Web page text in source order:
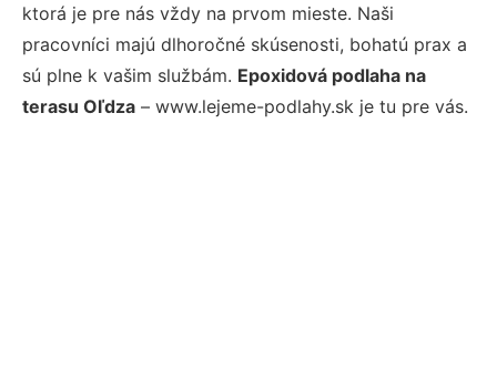
ktorá je pre nás vždy na prvom mieste. Naši
pracovníci majú dlhoročné skúsenosti, bohatú prax a
sú plne k vašim službám. Epoxidová podlaha na
terasu Oľdza – www.lejeme-podlahy.sk je tu pre vás.